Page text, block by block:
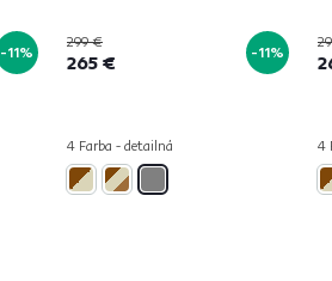
-11%
299 €
265 € -11%
4 Farba - detailná 4